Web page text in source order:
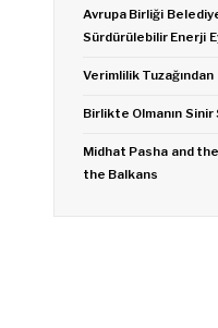
Avrupa Birliği
Sürdürülebilir Enerji
Verimlilik
Birlikte Olmanın
Midhat Pasha and
the Balkans